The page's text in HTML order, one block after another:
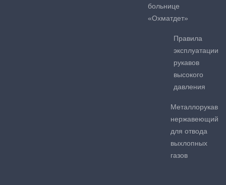
больнице
«Охматдет»
Правила
эксплуатации
рукавов
высокого
давления
Металлорукав
нержавеющий
для отвода
выхлопных
газов